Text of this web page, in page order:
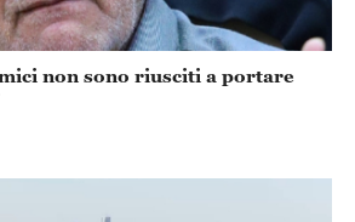
non sono riusciti a portare